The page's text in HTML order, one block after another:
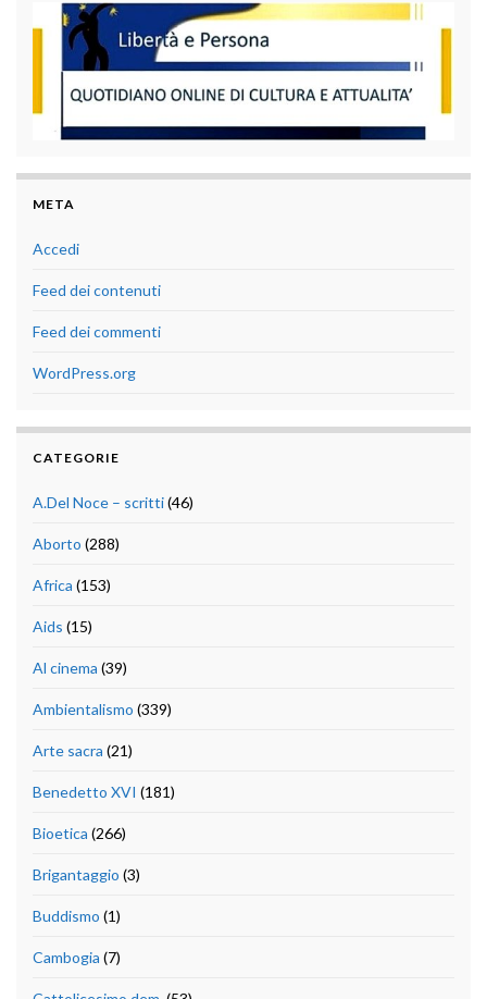
META
Accedi
Feed dei contenuti
Feed dei commenti
WordPress.org
CATEGORIE
A.Del Noce – scritti(46)
Aborto (288)
Africa (153)
Aids (15)
Al cinema (39)
Ambientalismo (339)
Arte sacra (21)
Benedetto XVI (181)
Bioetica (266)
Brigantaggio (3)
Buddismo (1)
Cambogia (7)